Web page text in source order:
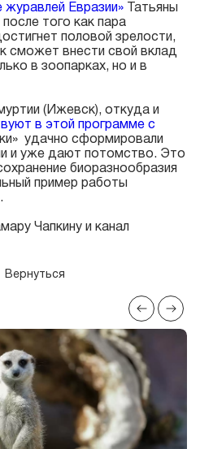
журавлей Евразии» Татьяны
того как пара
половой зрелости,
сможет внести свой вклад
в зоопарках, но и в
(Ижевск), откуда и
в этой программе с
удачно сформировали
и уже дают потомство. Это
биоразнообразия
пример работы
Чапкину и канал
Вернуться